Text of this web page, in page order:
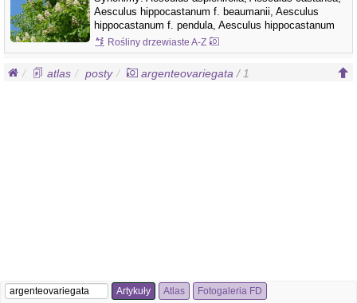
Aesculus hippocastanum f. beaumanii, Aesculus
hippocastanum f. pendula, Aesculus hippocastanum
var. argenteovariegata, Aesculus hippocastanum var.
aureovariegata, Aesculus hippocastanum var.
beaumanii, Aesculus hippocastanum var. flore-pleno,
Aesculus hippocastanum var. incisa, Aesculus
Rośliny drzewiaste A-Z
atlas posty argenteovariegata / 1
Artykuły Atlas Fotogaleria FD